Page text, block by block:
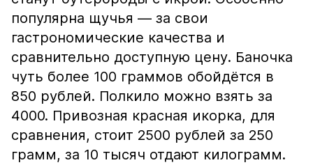
популярна щучья — за свои
гастрономические качества и
сравнительно доступную цену. Баночка
чуть более 100 граммов обойдётся в
850 рублей. Полкило можно взять за
4000. Привозная красная икорка, для
сравнения, стоит 2500 рублей за 250
грамм, за 10 тысяч отдают килограмм.